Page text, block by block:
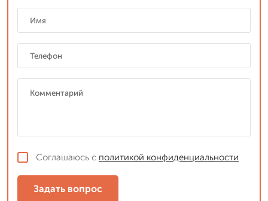
Соглашаюсь с политикой конфиденциальности
Задать вопрос